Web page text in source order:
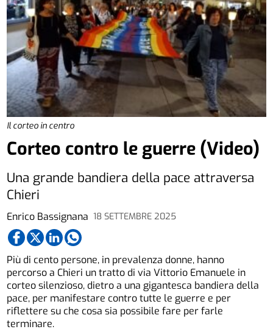
Il corteo in centro
Enrico Bassignana 18 SETTEMBRE 2025
Corteo contro le guerre (Video)
Una grande bandiera della pace attraversa
Chieri
Più di cento persone, in prevalenza donne, hanno
percorso a Chieri un tratto di via Vittorio Emanuele in
corteo silenzioso, dietro a una gigantesca bandiera della
pace, per manifestare contro tutte le guerre e per
riflettere su che cosa sia possibile fare per farle
terminare.